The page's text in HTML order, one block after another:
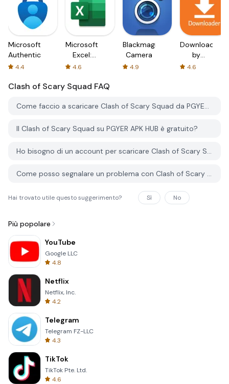
Microsoft
Authenticator
4.4
Microsoft
Excel:
Spreadsheets
4.6
Blackmagic
Camera
4.9
Downloader
by
AFTVnews
4.6
Clash of Scary Squad FAQ
Come faccio a scaricare Clash of Scary Squad da PGYER APK HUB?
Il Clash of Scary Squad su PGYER APK HUB è gratuito?
Ho bisogno di un account per scaricare Clash of Scary Squad da PGYER APK HUB?
Come posso segnalare un problema con Clash of Scary Squad su PGYER APK HUB?
Hai trovato utile questo suggerimento? Sì No
Più popolare
YouTube
Google LLC
4.8
Netflix
Netflix, Inc.
4.2
Telegram
Telegram FZ-LLC
4.3
TikTok
TikTok Pte. Ltd.
4.6